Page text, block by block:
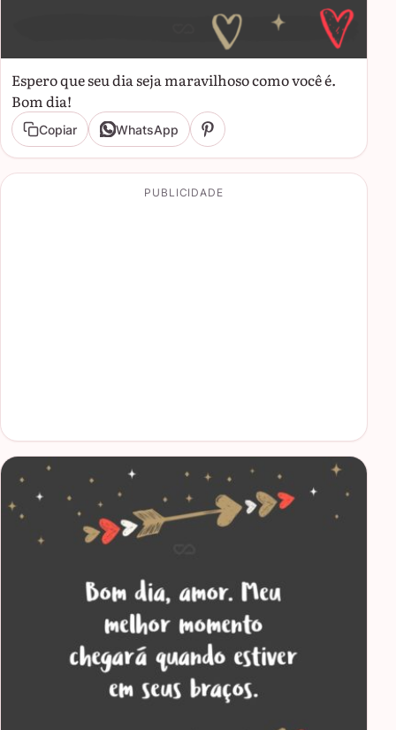
Espero que seu dia seja maravilhoso como você é.
Bom dia!
Copiar WhatsApp
PUBLICIDADE